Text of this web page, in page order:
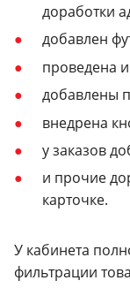
доработки
добавлен
проведена
добавлены
внедрена
у заказов
и прочие
карточке.
У кабинета
фильтрации